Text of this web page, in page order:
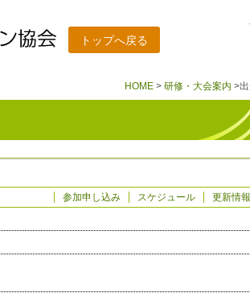
トップへ戻る
HOME > 研修・大会案内 >
参加申し込み スケジュール
更新情報